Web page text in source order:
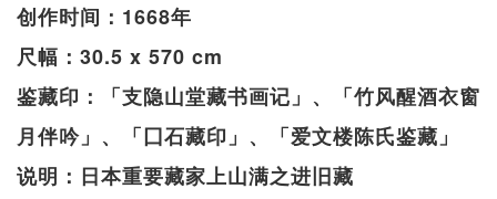
创作时间：1668年
尺幅：30.5 x 570 cm
鉴藏印：「支隐山堂藏书画记」、「竹风醒酒衣窗
月伴吟」、「囗石藏印」、「爱文楼陈氏鉴藏」
说明：日本重要藏家上山满之进旧藏